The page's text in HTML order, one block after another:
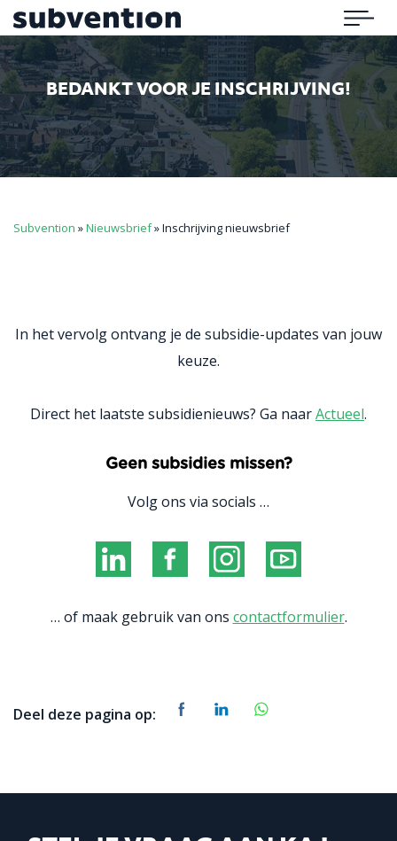
Subvention Menu
BEDANKT VOOR JE INSCHRIJVING!
Subvention »Nieuwsbrief»Inschrijving nieuwsbrief
In het vervolg ontvang je de subsidie-updates van jouw
keuze.
Direct het laatste subsidienieuws? Ga naarActueel.
Geen subsidies missen?
Volg ons via socials …
… of maak gebruik van ons contactformulier.
Deel deze pagina op: